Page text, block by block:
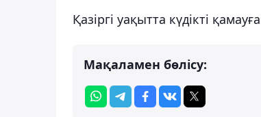
Қазіргі уақытта күдікті
Мақаламен бөлісу: